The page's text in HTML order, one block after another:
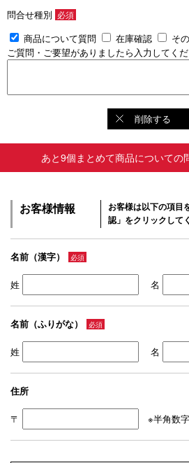
問合せ種別 必須
商品について質問 在庫確認
そ
ご質問・ご要望がありましたら入力してくだ
削除する
あと9個まとめて商品についての
お客様情報
お客様は以下の項目
認」をクリックして
名前（漢字） 必須
姓 名
名前（ふりがな） 必須
姓 名
住所
〒 ※半角数字